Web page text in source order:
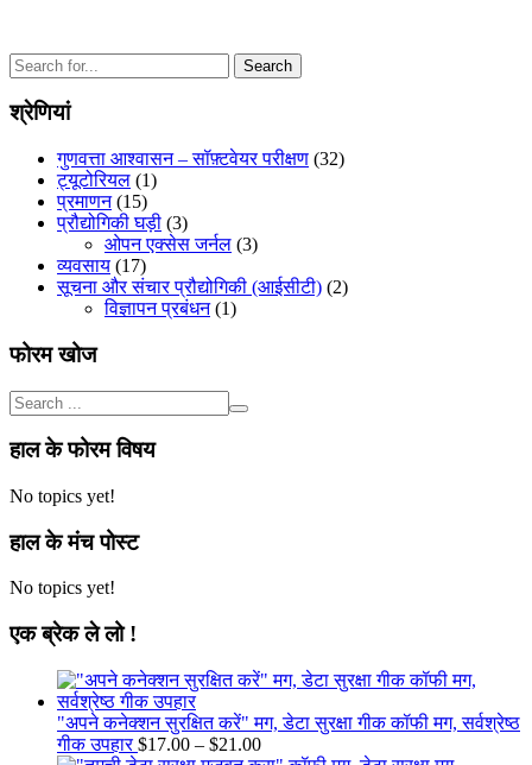
Search
for:
श्रेणियां
गुणवत्ता आश्वासन – सॉफ़्टवेयर परीक्षण (32)
ट्यूटोरियल (1)
प्रमाणन(15)
प्रौद्योगिकी घड़ी (3)
ओपन एक्सेस जर्नल (3)
व्यवसाय (17)
सूचना और संचार प्रौद्योगिकी (आईसीटी) (2)
विज्ञापन प्रबंधन(1)
फोरम खोज
हाल के फोरम विषय
No topics yet!
हाल के मंच पोस्ट
No topics yet!
एक ब्रेक ले लो !
"अपने कनेक्शन सुरक्षित करें" मग, डेटा सुरक्षा गीक कॉफी मग, सर्वश्रेष्ठ
गीक उपहार $17.00 – $21.00Price